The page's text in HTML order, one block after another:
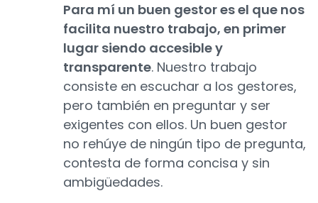
Para mí un buen gestor es el que nos
facilita nuestro trabajo, en primer
lugar siendo accesible y
transparente. Nuestro trabajo
consiste en escuchar a los gestores,
pero también en preguntar y ser
exigentes con ellos. Un buen gestor
no rehúye de ningún tipo de pregunta,
contesta de forma concisa y sin
ambigüedades.